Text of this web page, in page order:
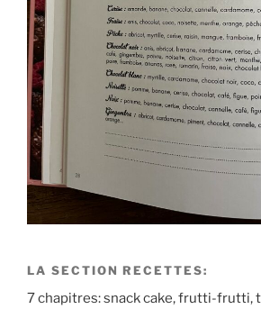
LA SECTION RECETTES:
7 chapitres: snack cake, frutti-frutti,